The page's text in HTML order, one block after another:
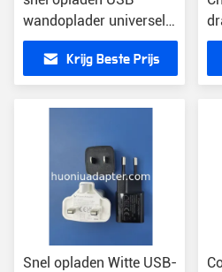
wandoplader universele
stekker
Krijg Beste Prijs
Snel opladen Witte USB-